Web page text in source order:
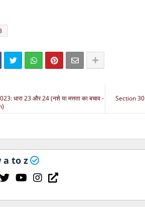
Section 30
धारा 23 और 24 (नशे या मत्तता का बचाव -
a to z